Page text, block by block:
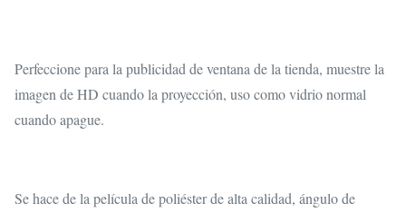
Perfeccione para la publicidad de ventana de la tienda, muestre la
imagen de HD cuando la proyección, uso como vidrio normal
cuando apague.
Se hace de la película de poliéster de alta calidad, ángulo de